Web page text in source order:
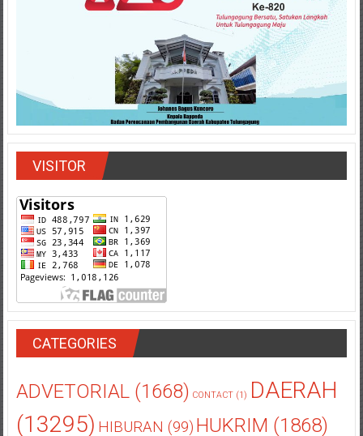
VISITOR
CATEGORIES
ADVETORIAL(1668)
DAERAH
(13295)HIBURAN(99)HUKRIM(1868)
KOMSOS(22674)NASIONAL(934)